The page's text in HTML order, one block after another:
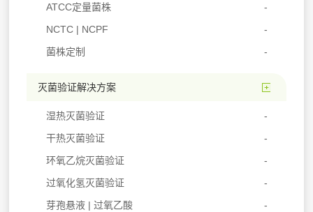
ATCC定量菌株
NCTC | NCPF
菌株定制
灭菌验证解决方案
湿热灭菌验证
干热灭菌验证
环氧乙烷灭菌验证
过氧化氢灭菌验证
芽孢悬液 | 过氧乙酸